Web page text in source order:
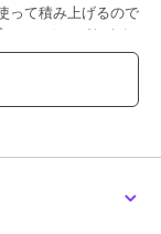
って積み上げるので
にゃんこがたくさ
く可愛いイラスト
ンプルなルールな
ン用に。【児童館